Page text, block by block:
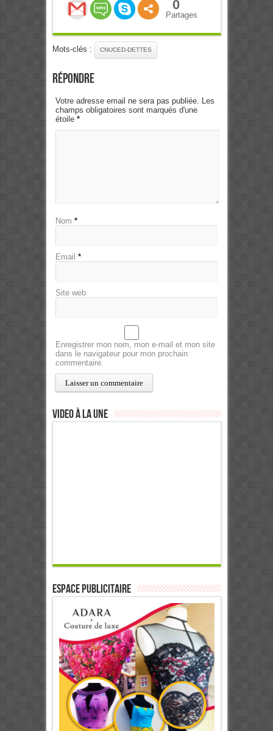
0
Partages
Mots-clés : CNUCED-DETTES
Répondre
Votre adresse email ne sera pas publiée. Les
champs obligatoires sont marqués d'une
étoile *
Nom *
Email *
Site web
Enregistrer mon nom, mon e-mail et mon site
dans le navigateur pour mon prochain
commentaire.
Video à la Une
ESPACE PUBLICITAIRE